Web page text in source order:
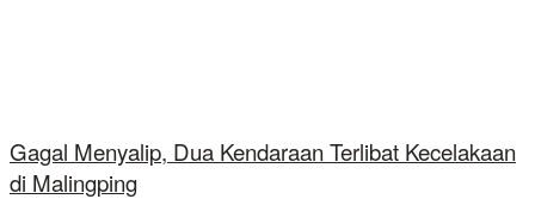
Gagal Menyalip, Dua Kendaraan Terlibat Kecelakaan
di Malingping